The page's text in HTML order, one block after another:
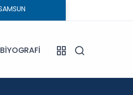
BİYOGRAFİ